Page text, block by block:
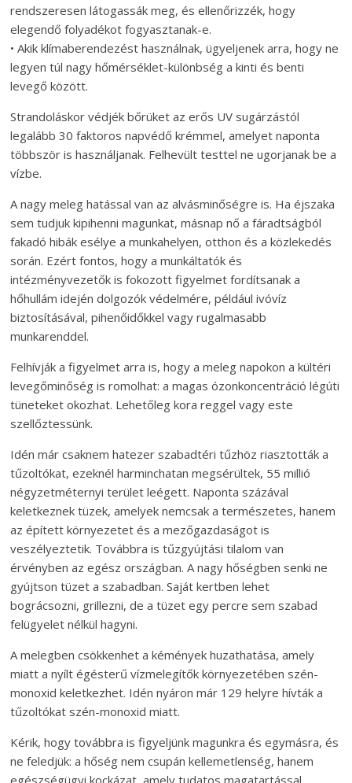
rendszeresen látogassák meg, és ellenőrizzék, hogy
elegendő folyadékot fogyasztanak-e.
• Akik klímaberendezést használnak, ügyeljenek arra, hogy ne
legyen túl nagy hőmérséklet-különbség a kinti és benti
levegő között.
Strandoláskor védjék bőrüket az erős UV sugárzástól
legalább 30 faktoros napvédő krémmel, amelyet naponta
többször is használjanak. Felhevült testtel ne ugorjanak be a
vízbe.
A nagy meleg hatással van az alvásminőségre is. Ha éjszaka
sem tudjuk kipihenni magunkat, másnap nő a fáradtságból
fakadó hibák esélye a munkahelyen, otthon és a közlekedés
során. Ezért fontos, hogy a munkáltatók és
intézményvezetők is fokozott figyelmet fordítsanak a
hőhullám idején dolgozók védelmére, például ivóvíz
biztosításával, pihenőidőkkel vagy rugalmasabb
munkarenddel.
Felhívják a figyelmet arra is, hogy a meleg napokon a kültéri
levegőminőség is romolhat: a magas ózonkoncentráció légúti
tüneteket okozhat. Lehetőleg kora reggel vagy este
szellőztessünk.
Idén már csaknem hatezer szabadtéri tűzhöz riasztották a
tűzoltókat, ezeknél harminchatan megsérültek, 55 millió
négyzetméternyi terület leégett. Naponta százával
keletkeznek tüzek, amelyek nemcsak a természetes, hanem
az épített környezetet és a mezőgazdaságot is
veszélyeztetik. Továbbra is tűzgyújtási tilalom van
érvényben az egész országban. A nagy hőségben senki ne
gyújtson tüzet a szabadban. Saját kertben lehet
bográcsozni, grillezni, de a tüzet egy percre sem szabad
felügyelet nélkül hagyni.
A melegben csökkenhet a kémények huzathatása, amely
miatt a nyílt égésterű vízmelegítők környezetében szén-
monoxid keletkezhet. Idén nyáron már 129 helyre hívták a
tűzoltókat szén-monoxid miatt.
Kérik, hogy továbbra is figyeljünk magunkra és egymásra, és
ne feledjük: a hőség nem csupán kellemetlenség, hanem
egészségügyi kockázat, amely tudatos magatartással